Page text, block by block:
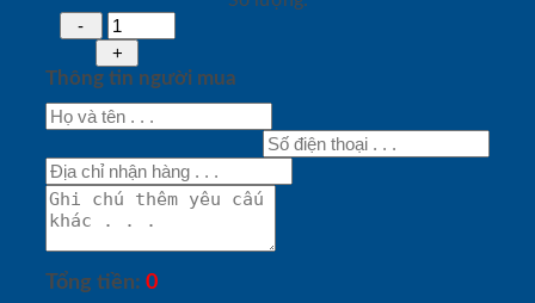
Thông tin người mua
Tổng tiền: 0